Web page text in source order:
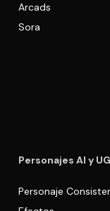
Arcads
Sora
Personajes AI y
Personaje